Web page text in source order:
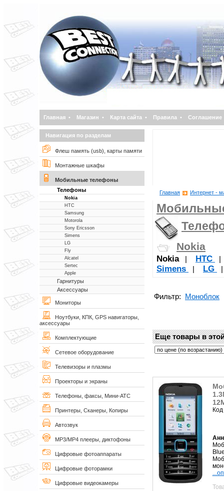
Главная • Магазин • Карта сайта • Правила • Соглашение
Навигация по разделам
Флеш память (usb), карты памяти
Монтажные шкафы
Мобильные телефоны
Телефоны
Nokia
НТС
Samsung
Motorola
Sony Ericsson
Simens
LG
Fly
Alcatel
Sertec
Apple
Гарнитуры
Аксессуары
Мониторы
Ноутбуки, КПК, GPS навигаторы,
аксессуары
Комплектующие
Сетевое оборудование
Телевизоры и плазмы
Проекторы и экраны
Телефоны, факсы, Мини-АТС
Принтеры, Сканеры, Копиры
Автозвук
MP3/MP4 плееры, диктофоны
Цифровые фотоаппараты
Цифровые фоторамки
Цифровые видеокамеры
Главная Интернет -
Nokia
Nokia| НТС
Simens | LG
Фильтр: Моноблок
Еще товары в